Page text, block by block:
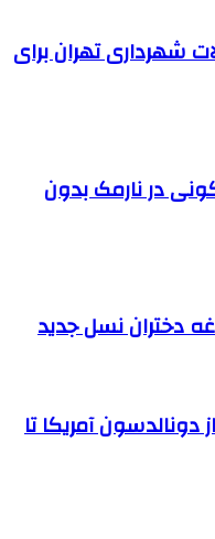
شهرداری تهران برای
در نارمک بدون
دختران نسل جدید
دونالدسون آمریکا تا